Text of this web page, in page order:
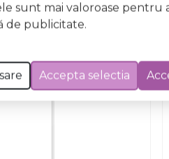
sunt mai valoroase
de publicitate.
Accepta selectia